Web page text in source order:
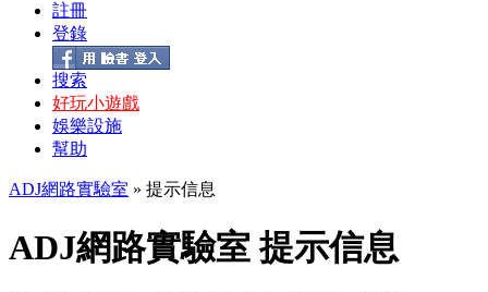
註冊
登錄
搜索
好玩小遊戲
娛樂設施
幫助
ADJ網路實驗室 » 提示信息
ADJ網路實驗室 提示信息